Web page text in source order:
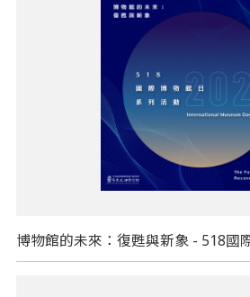
博物館的未來：復甦與新象 - 518國